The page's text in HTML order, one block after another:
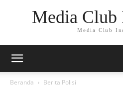
Media Club
Media Club
Beranda Berita Polisi